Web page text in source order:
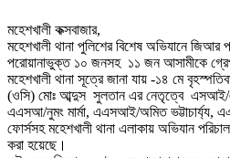
মহেশখালী কক্সবাজার,
মহেশখালী থানা পুলিশের বিশেষ অভিযানে
পরোয়ানাভুক্ত ১০ জনসহ ১১ জন আসামীকে
মহেশখালী থানা সূত্রে জানা যায় -১৪ মে
(ওসি) মোঃ আব্দুস সুলতান এর নেতৃত্বে এসআই/
এএসআ/নুমং মার্মা, এএসআই/অমিত ভট্টাচার্য্য,
ফোর্সসহ মহেশখালী থানা এলাকায় অভিযান
করা হয়েছে।